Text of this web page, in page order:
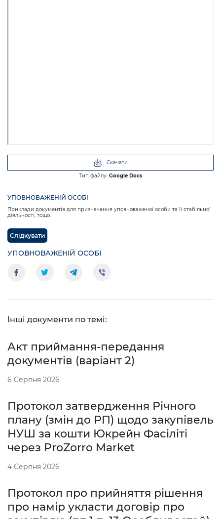
Скачати
Тип файлу: Google Docs
УПОВНОВАЖЕНІЙ ОСОБІ
Приклади документів для призначення уповноваженої особи та її стабільної
діяльності, тощо.
Слідкувати
УПОВНОВАЖЕНІЙ ОСОБІ
Інші документи по темі:
Акт приймання-передання
документів (варіант 2)
6 Серпня 2026
Протокол затвердження Річного
плану (змін до РП) щодо закупівель
НУШ за кошти Юкрейн Фасіліті
через ProZorro Market
4 Серпня 2026
Протокол про прийняття рішення
про намір укласти договір про